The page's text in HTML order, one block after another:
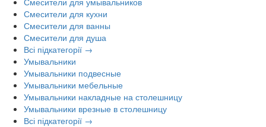
Смесители для кухни
Смесители для ванны
Смесители для душа
Всі підкатегорії →
Умывальники
Умывальники подвесные
Умывальники мебельные
Умывальники накладные на столешницу
Умывальники врезные в столешницу
Всі підкатегорії →